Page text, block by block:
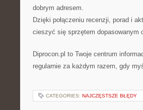
dobrym adresem.
Dzięki połączeniu recenzji, porad i
cieszyć się sprzętem dopasowanym
Diprocon.pl to Twoje centrum
regularnie za każdym razem, gdy
CATEGORIES: NAJCZĘSTSZE BŁĘDY